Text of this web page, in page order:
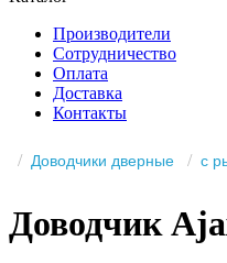
Производители
Сотрудничество
Оплата
Доставка
Контакты
Доводчики дверные с
Доводчик